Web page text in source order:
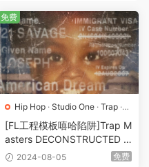
Hip Hop · Studio One · Trap ·
工程 ·素材 ·采样
[FL工程模板嘻哈陷阱]Trap M
asters DECONSTRUCTED ’2
1 Savage redrum’ (FLP & ST
2024-08-05 免费
免费